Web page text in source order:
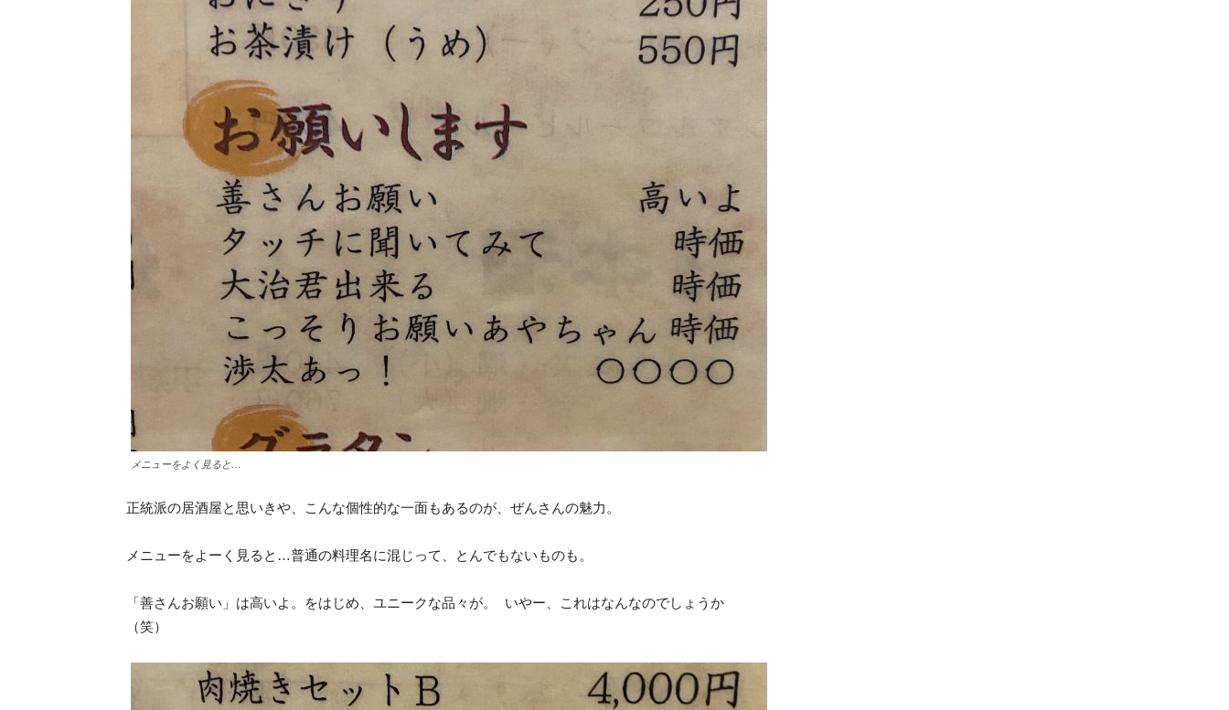
メニューをよく見ると…
正統派の居酒屋と思いきや、こんな個性的な一面もあるのが、ぜんさんの魅力。
メニューをよーく見ると…普通の料理名に混じって、とんでもないものも。
「善さんお願い」は高いよ。をはじめ、ユニークな品々が。 いやー、これはなんなのでしょうか
（笑）